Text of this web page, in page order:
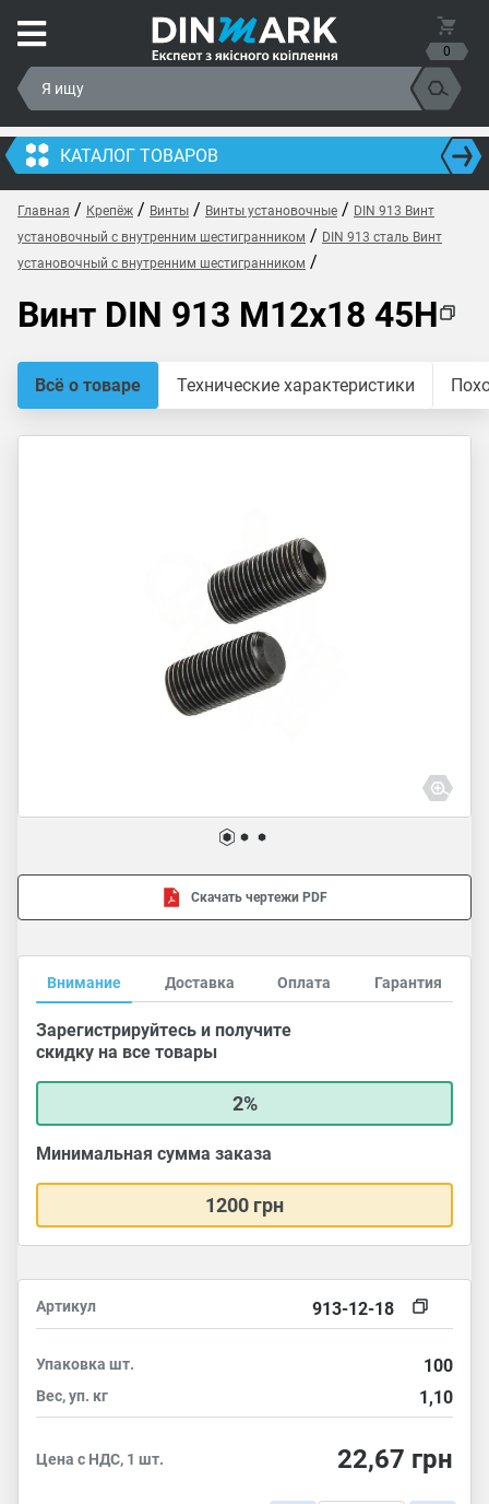
0
КАТАЛОГ ТОВАРОВ
Главная / Крепёж / Винты / Винты установочные / DIN 913 Винт
установочный с внутренним шестигранником / DIN 913 сталь Винт
установочный с внутренним шестигранником /
Винт DIN 913 M12x18 45H
Всё о товаре Технические характеристики
Скачать чертежи PDF
Внимание Доставка Оплата Гарантия
Зарегистрируйтесь и получите
скидку на все товары
2%
Минимальная сумма заказа
1200 грн
Артикул 913-12-18
Упаковка шт. 100
Вес, уп. кг 1,10
Цена с НДС, 1 шт. 22,67 грн